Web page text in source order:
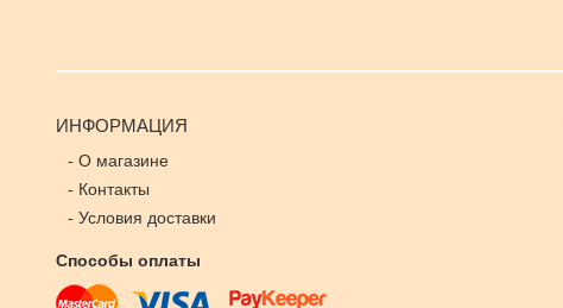
ИНФОРМАЦИЯ
- О магазине
- Контакты
- Условия доставки
Способы оплаты